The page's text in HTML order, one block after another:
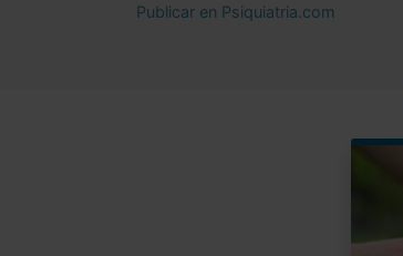
Publicar en Psiquiatria.com